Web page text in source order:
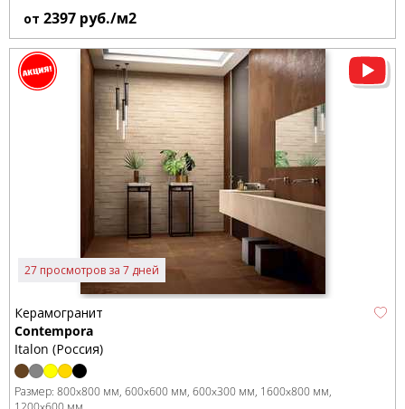
от 2397 руб./м2
27 просмотров за 7 дней
Керамогранит
Contempora
Italon (Россия)
Размер: 800x800 мм 600x600 мм 600x300 мм 1600x800 мм